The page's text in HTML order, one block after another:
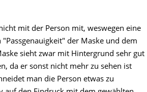
mit der Person mit, weswegen eine
der Maske und dem
sieht zwar mit Hintergrund sehr gut
da er sonst nicht mehr zu sehen ist
man die Person etwas zu